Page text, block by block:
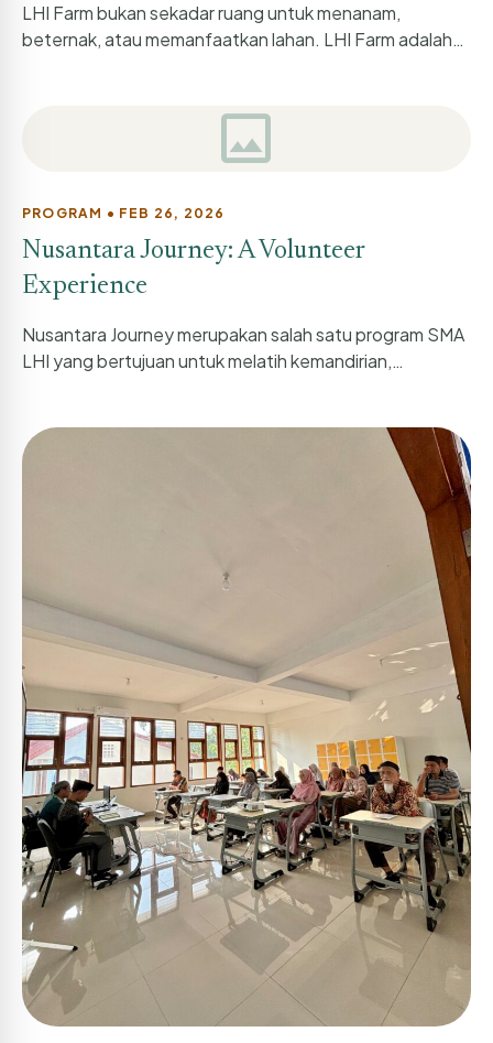
LHI Farm bukan sekadar ruang untuk menanam,
beternak, atau memanfaatkan lahan. LHI Farm adalah
image
PROGRAM • FEB 26, 2026
Nusantara Journey: A Volunteer
Experience
Nusantara Journey merupakan salah satu program SMA
LHI yang bertujuan untuk melatih kemandirian,